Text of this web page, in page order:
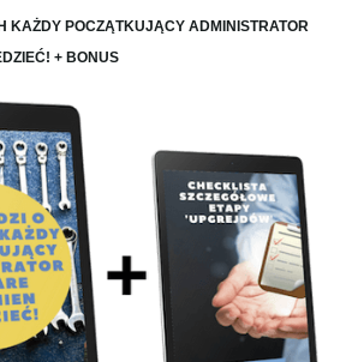
KAŻDY POCZĄTKUJĄCY ADMINISTRATOR
+ BONUS